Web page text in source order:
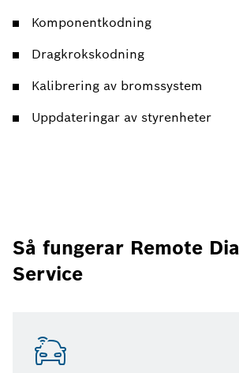
Komponentkodning
Dragkrokskodning
Kalibrering av bromssystem
Uppdateringar av styrenheter
Så fungerar Remote
Service